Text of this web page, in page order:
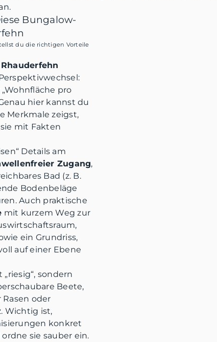
Bungalow-
du die richtigen Vorteile
pro
hier kannst du
Merkmale zeigst,
mit Fakten
Details am
Zugang,
Bad (z. B.
Bodenbeläge
Auch praktische
mit kurzem Weg zur
ein Grundriss,
auf einer Ebene
sondern
Beete,
oder
Wichtig ist,
konkret
sie sauber ein.